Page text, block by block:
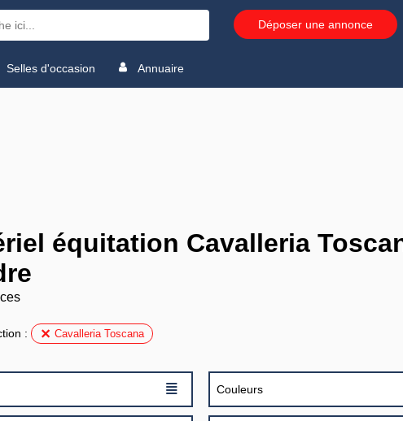
Déposer une annonce
Selles d'occasion Annuaire
équitation Cavalleria
: Cavalleria Toscana
≣ Couleurs